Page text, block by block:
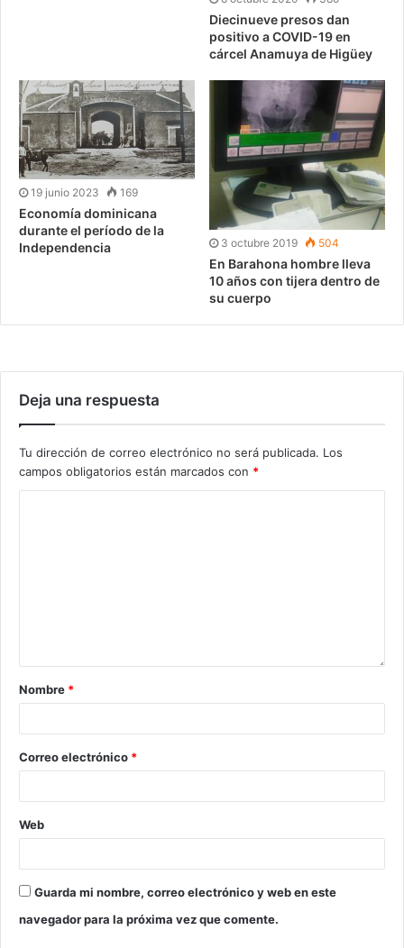
Diecinueve presos dan
positivo a COVID-19 en
cárcel Anamuya de Higüey
19 junio 2023 169
Economía dominicana
durante el período de la
Independencia
3 octubre 2019 504
En Barahona hombre lleva
10 años con tijera dentro de
su cuerpo
Deja una respuesta
Tu dirección de correo electrónico no será publicada. Los
campos obligatorios están marcados con *
Nombre *
Correo electrónico *
Web
Guarda mi nombre, correo electrónico y web en este
navegador para la próxima vez que comente.